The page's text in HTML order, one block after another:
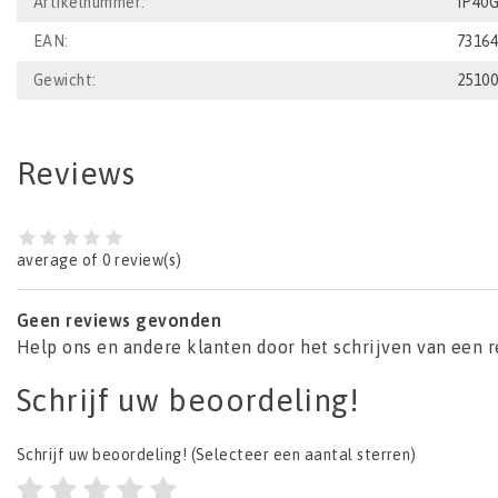
EAN:
Gewicht:
Reviews
average of 0 review(s)
Geen reviews gevonden
Help ons en andere klanten door het schrijven van een
Schrijf uw beoordeling!
Schrijf uw beoordeling! (Selecteer een aantal sterren)